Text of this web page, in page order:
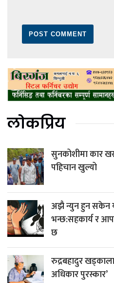
लोकप्रिय
सुनकोशीमा कार
पहिचान खुल्यो
अझै न्युन हुन सकेन
भन्छ:सहकार्य र
छ
रुद्रबहादुर
अधिकार पुरस्कार’